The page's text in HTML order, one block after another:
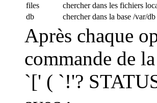
files
chercher dans les fichiers
db
chercher dans la base /var/db
Après chaque
commande de
`[' ( `!'?